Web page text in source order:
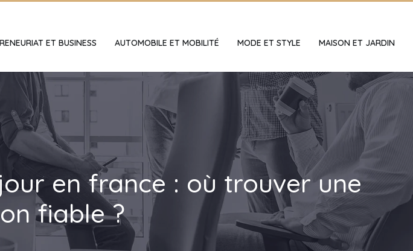
ET BUSINESS AUTOMOBILE ET MOBILITÉ MODE ET STYLE MAISON ET JARDIN
en france : où trouver une
fiable ?